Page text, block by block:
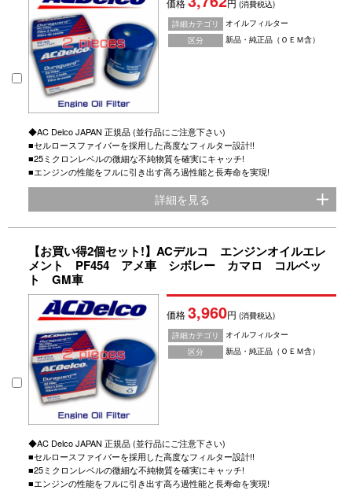
価格 円(消費税込)
詳細カテゴリ
オイルフィルター
区分
新品・純正品（ＯＥＭ含）
◆AC Delco JAPAN 正規品 (並行品にご注意下さい)
■セルロースファイバーを採用した高度なフィルター設計!!
■25ミクロンレベルの微細な不純物質を確実にキャッチ!
■エンジンの性能をフルに引き出す高ろ過性能と長寿命を実現!
詳細を見る
【お買い得2個セット!】ACデルコ エンジンオイルエレ
メント PF454 アメ車 シボレー カマロ コルベッ
ト GM車
価格3,960円(消費税込)
詳細カテゴリ
オイルフィルター
区分
新品・純正品（ＯＥＭ含）
◆AC Delco JAPAN 正規品 (並行品にご注意下さい)
■セルロースファイバーを採用した高度なフィルター設計!!
■25ミクロンレベルの微細な不純物質を確実にキャッチ!
■エンジンの性能をフルに引き出す高ろ過性能と長寿命を実現!